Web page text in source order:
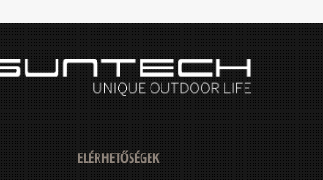
ELÉRHETŐSÉGEK